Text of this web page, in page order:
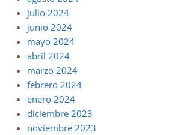
julio 2024
junio 2024
mayo 2024
abril 2024
marzo 2024
febrero 2024
enero 2024
diciembre 2023
noviembre 2023